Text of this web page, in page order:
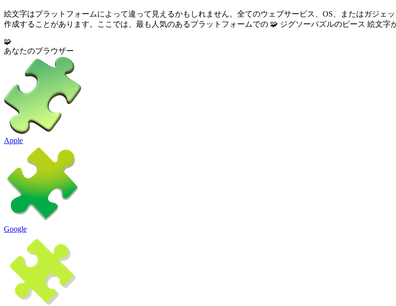
絵文字はプラットフォームによって違って見えるかもしれません。全てのウェブサービス、OS、またはガジェ
作成することがあります。ここでは、最も人気のあるプラットフォームでの 🧩 ジグソーパズルのピース 絵文字
🧩
あなたのブラウザー
Apple
Google